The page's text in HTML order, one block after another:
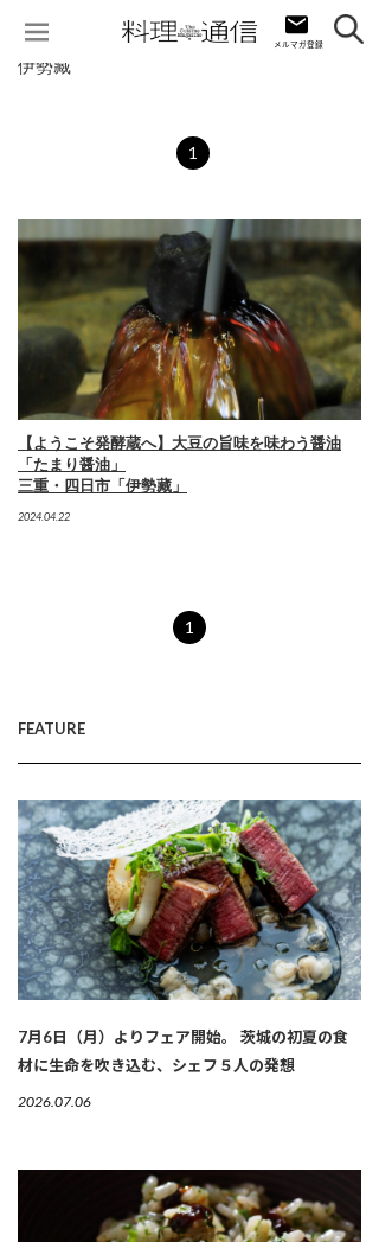
伊勢藏
1
【ようこそ発酵蔵へ】大豆の旨味を味わう醤油
「たまり醤油」
三重・四日市「伊勢藏」
2024.04.22
1
FEATURE
7月6日（月）よりフェア開始。 茨城の初夏の食
材に生命を吹き込む、シェフ５人の発想
2026.07.06